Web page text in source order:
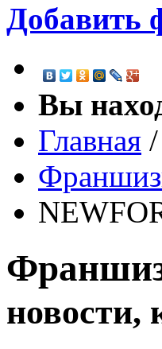
Добавить
Вы
Главная /
новости,